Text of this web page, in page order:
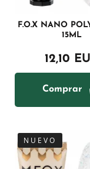
F.O.X NANO
15ML
12,10
Comprar
NUEVO